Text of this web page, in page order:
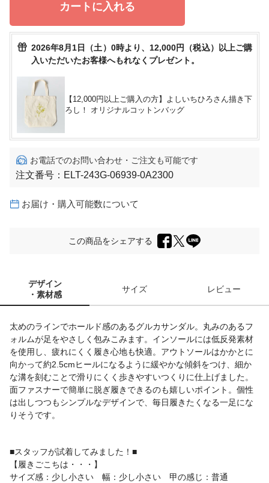
カートに入れる
2026年8月1日（土）0時より、12,000円（税込）以上ご購
入いただいたお客様へもれなくプレゼント。
【12,000円以上ご購入の方】よしいちひろさん描き下
ろし！ オリジナルコットンバッグ
お電話でのお問い合わせ・ご注文も可能です
注文番号： ELT-243G-06939-0A2300
お届け・購入可能数について
この商品をシェアする
デザイン
・素材感
サイズ レビュー
太めのラインでホールド感のあるグルカサンダル。丸みのあるフ
ォルムが足をやさしく包みこみます。インソールには低反発素材
を使用し、疲れにくく履き心地も快適。アウトソールはかかとに
向かって約2.5cmヒールになるように緩やかな傾斜をつけ、細か
な溝を刻むことで滑りにくく歩きやすいつくりに仕上げました。
面ファスナーで簡単に脱ぎ履きできるのも嬉しいポイント。個性
は出しつつもシンプルなデザインで、毎日履きたくなる一足にな
りそうです。
■スタッフが試着してみました！■
【履きごこちは・・・】
サイズ感：少し小さい 幅：少し小さい 甲の感じ：普通